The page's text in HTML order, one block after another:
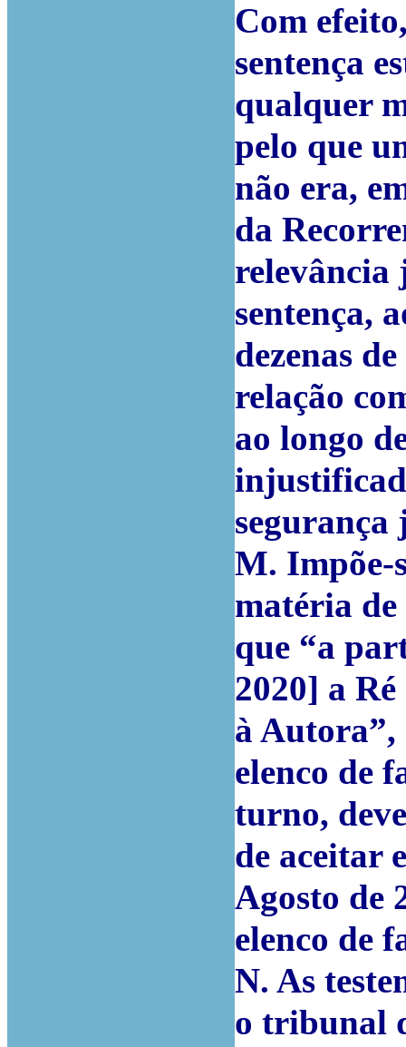
Com
sentença
qualquer
pelo que
não era,
da
relevância
sentença,
dezenas
relação
ao longo
M. Impõe-
matéria de
que “a
2020] a
à Autora”,
elenco de
turno,
de aceitar
Agosto de
elenco de
N. As
o tribunal